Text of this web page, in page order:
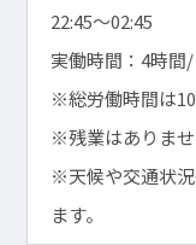
22:45～02:45
実働時間：4時間/
※総労働時間は
※残業はありませ
※天候や交通状
ます。